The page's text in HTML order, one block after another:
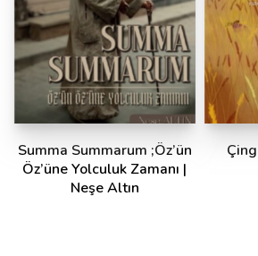
Summa Summarum ;Öz’ün
Öz’üne Yolculuk Zamanı |
Neşe Altın